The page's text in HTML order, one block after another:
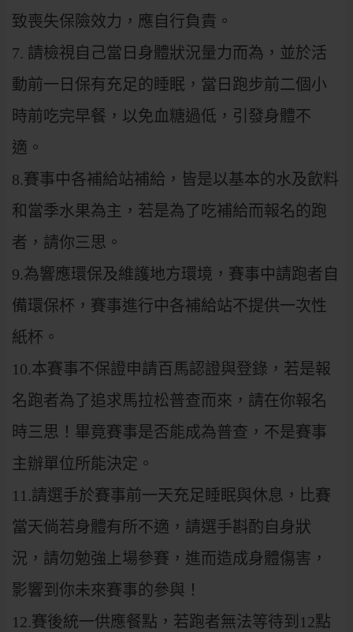
致喪失保險效力，應自行負責。
7. 請檢視自己當日身體狀況量力而為，並於活
動前一日保有充足的睡眠，當日跑步前二個小
時前吃完早餐，以免血糖過低，引發身體不
適。
8.賽事中各補給站補給，皆是以基本的水及飲料
和當季水果為主，若是為了吃補給而報名的跑
者，請你三思。
9.為響應環保及維護地方環境，賽事中請跑者自
備環保杯，賽事進行中各補給站不提供一次性
紙杯。
10.本賽事不保證申請百馬認證與登錄，若是報
名跑者為了追求馬拉松普查而來，請在你報名
時三思！畢竟賽事是否能成為普查，不是賽事
主辦單位所能決定。
11.請選手於賽事前一天充足睡眠與休息，比賽
當天倘若身體有所不適，請選手斟酌自身狀
況，請勿勉強上場參賽，進而造成身體傷害，
影響到你未來賽事的參與！
12.賽後統一供應餐點，若跑者無法等待到12點